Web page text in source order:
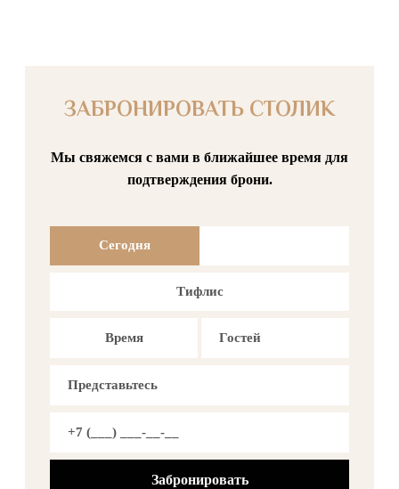
ЗАБРОНИРОВАТЬ СТОЛИК
Мы свяжемся с вами в ближайшее время для
подтверждения брони.
Сегодня
Тифлис
Время